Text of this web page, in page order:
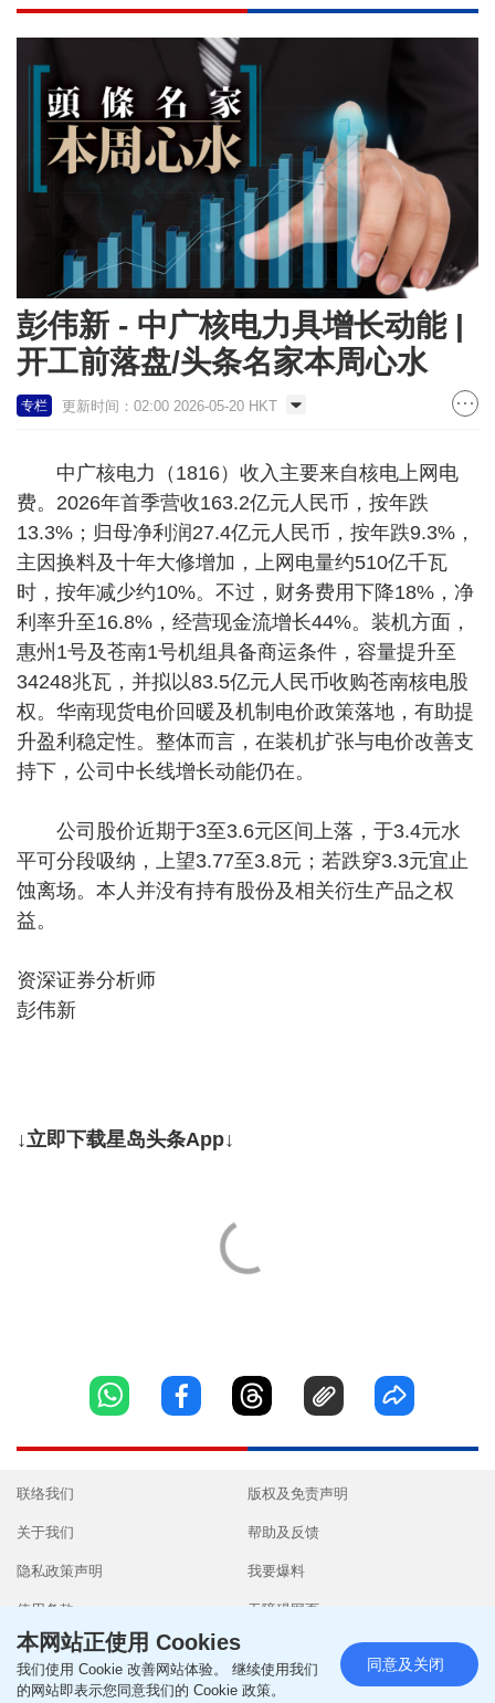
彭伟新 - 中广核电力具增长动能 |
开工前落盘/头条名家本周心水
专栏 更新时间：02:00 2026-05-20 HKT
中广核电力（1816）收入主要来自核电上网电
费。2026年首季营收163.2亿元人民币，按年跌
13.3%；归母净利润27.4亿元人民币，按年跌9.3%，
主因换料及十年大修增加，上网电量约510亿千瓦
时，按年减少约10%。不过，财务费用下降18%，净
利率升至16.8%，经营现金流增长44%。装机方面，
惠州1号及苍南1号机组具备商运条件，容量提升至
34248兆瓦，并拟以83.5亿元人民币收购苍南核电股
权。华南现货电价回暖及机制电价政策落地，有助提
升盈利稳定性。整体而言，在装机扩张与电价改善支
持下，公司中长线增长动能仍在。
公司股价近期于3至3.6元区间上落，于3.4元水
平可分段吸纳，上望3.77至3.8元；若跌穿3.3元宜止
蚀离场。本人并没有持有股份及相关衍生产品之权
益。
资深证券分析师
彭伟新
↓立即下载星岛头条App↓
联络我们
关于我们
隐私政策声明
使用条款
版权及免责声明
帮助及反馈
我要爆料
无障碍网页
Copyright © 2026 SingTao Ltd.All rights reserved.
本网站正使用 Cookies
我们使用 Cookie 改善网站体验。 继续使用我们
的网站即表示您同意我们的 Cookie 政策。
同意及关闭